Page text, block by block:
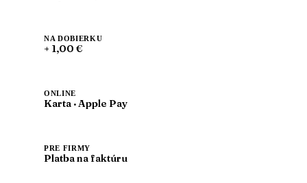
NA DOBIERKU
+ 1,00 €
ONLINE
Karta · Apple Pay
PRE FIRMY
Platba na faktúru